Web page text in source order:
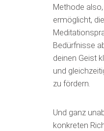
Methode
ermöglicht, die
Bedürfnisse
deinen Geist
und
zu fördern.
Und ganz
konkreten